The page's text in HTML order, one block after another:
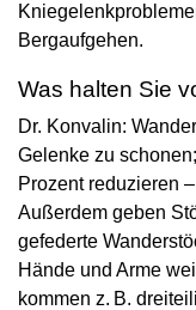
Bergaufgehen.
Was halten Sie
Dr. Konvalin:
Gelenke zu
Prozent reduzieren
Außerdem geben
gefederte
Hände und Arme
kommen z. B.